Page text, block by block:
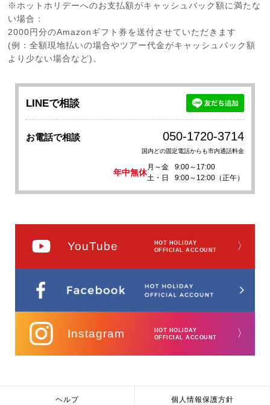
※ホットホリデーへのお支払額がキャッシュバック額に満たな
い場合：
2000円分のAmazonギフト券を送付させていただきます
(例：全額現地払いの場合やツアー代金がキャッシュバック額
より少ない場合など)。
LINEで相談
お電話で相談 050-1720-3714
国内どの固定電話からも市内通話料金
年中無休
月～金
9:00～17:00
土・日
9:00～12:00（正午）
YouTube
HOT HOLIDAY
OFFICIAL ACCOUNT
〉
Instagram
HOT HOLIDAY
OFFICIAL ACCOUNT
〉
ヘルプ 個人情報保護方針